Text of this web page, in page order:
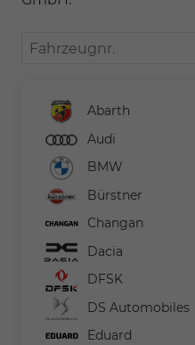
Fahrzeugnr.
Abarth
Audi
BMW
Bürstner
Changan
Dacia
DFSK
DS Automobiles
Eduard